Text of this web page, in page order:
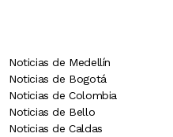
Noticias de Medellín
Noticias de Bogotá
Noticias de Colombia
Noticias de Bello
Noticias de Caldas